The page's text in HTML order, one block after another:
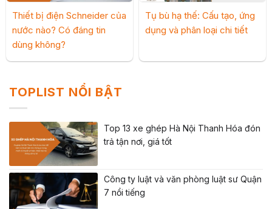
TOPLIST NỔI BẬT
Top 13 xe ghép Hà Nội Thanh Hóa đón
trả tận nơi, giá tốt
Công ty luật và văn phòng luật sư Quận
7 nổi tiếng
Thiết bị điện Schneider của
nước nào? Có đáng tin
dùng không?
Tụ bù hạ thế: Cấu tạo, ứng
dụng và phân loại chi tiết